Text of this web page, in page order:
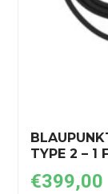
TYPE 2 – 1
€399,00